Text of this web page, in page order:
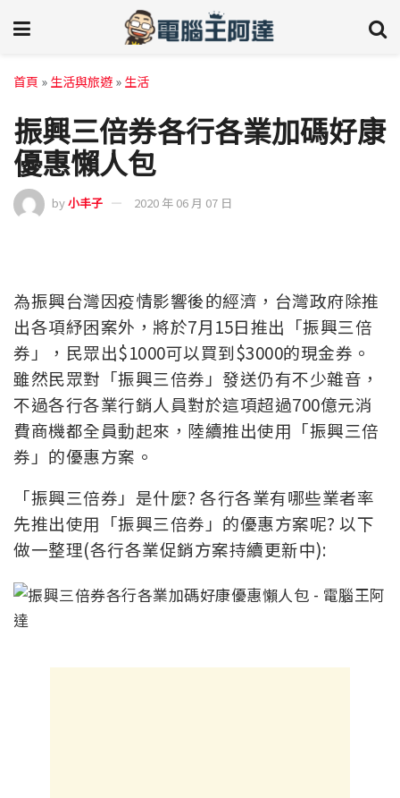
首頁 » 生活與旅遊 » 生活
振興三倍券各行各業加碼好康
優惠懶人包
by小丰子 2020 年 06 月 07 日
為振興台灣因疫情影響後的經濟，台灣政府除推
出各項紓困案外，將於7月15日推出「振興三倍
券」，民眾出$1000可以買到$3000的現金券。
雖然民眾對「振興三倍券」發送仍有不少雜音，
不過各行各業行銷人員對於這項超過700億元消
費商機都全員動起來，陸續推出使用「振興三倍
券」的優惠方案。
「振興三倍券」是什麼? 各行各業有哪些業者率
先推出使用「振興三倍券」的優惠方案呢? 以下
做一整理(各行各業促銷方案持續更新中):